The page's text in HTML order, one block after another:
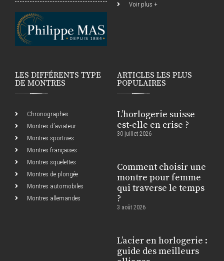
Voir plus +
LES DIFFÉRENTS TYPE
DE MONTRES
Chronographes
Montres d’aviateur
Montres sportives
Montres françaises
Montres squelettes
Montres de plongée
Montres automobiles
Montres allemandes
ARTICLES LES PLUS
POPULAIRES
L’horlogerie suisse
est-elle en crise ?
30 juillet 2026
Comment choisir une
montre pour femme
qui traverse le temps
?
3 août 2026
L’acier en horlogerie :
guide des meilleurs